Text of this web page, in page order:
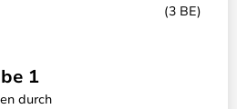
(3 BE)
1
durch